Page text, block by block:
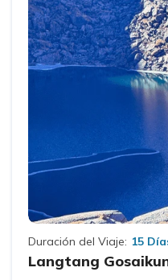
Duración del Viaje: 15
Langtang